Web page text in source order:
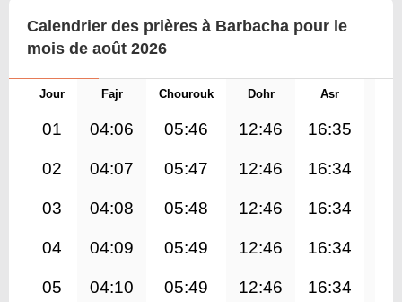
Calendrier des prières à Barbacha pour le
mois de août 2026
Jour Fajr Chourouk Dohr Asr
01 04:06 05:46 12:46 16:35
02 04:07 05:47 12:46 16:34
03 04:08 05:48 12:46 16:34
04 04:09 05:49 12:46 16:34
05 04:10 05:49 12:46 16:34